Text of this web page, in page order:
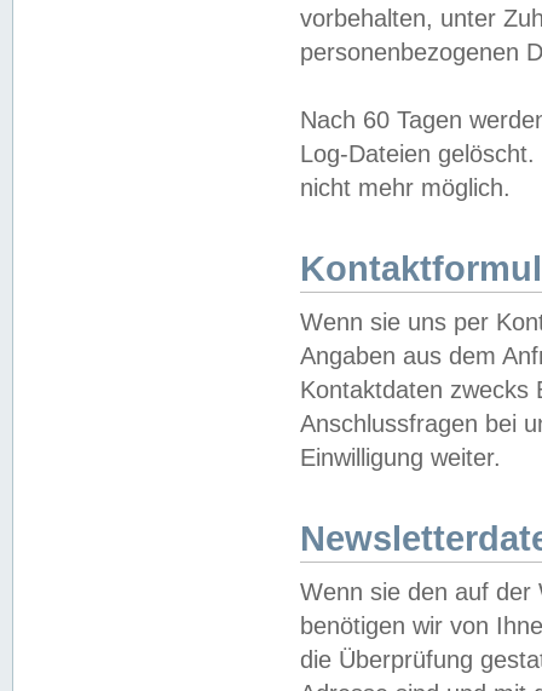
vorbehalten, unter
personenbezogenen
Nach 60 Tagen
Log-Dateien
nicht mehr möglich.
Wenn sie uns per
Angaben aus dem
Kontaktdaten zwecks
Anschlussfragen bei
Einwilligung weiter.
Wenn sie den auf der
benötigen wir von
die Überprüfung